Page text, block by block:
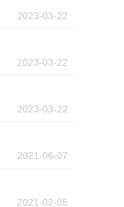
2023-03-22
2023-03-22
2023-03-22
2021-06-07
2021-02-05